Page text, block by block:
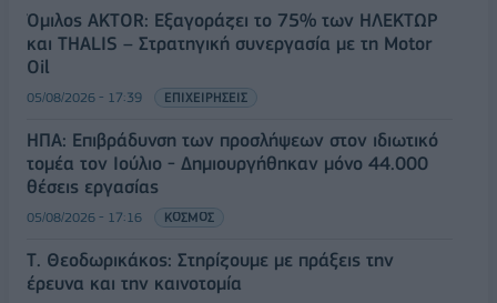
Όμιλος AKTOR: Εξαγοράζει το 75% των ΗΛΕΚΤΩΡ
και THALIS – Στρατηγική συνεργασία με τη Motor
Oil
05/08/2026 - 17:39 ΕΠΙΧΕΙΡΗΣΕΙΣ
ΗΠΑ: Επιβράδυνση των προσλήψεων στον ιδιωτικό
τομέα τον Ιούλιο - Δημιουργήθηκαν μόνο 44.000
θέσεις εργασίας
05/08/2026 - 17:16 ΚΟΣΜΟΣ
Τ. Θεοδωρικάκος: Στηρίζουμε με πράξεις την
έρευνα και την καινοτομία